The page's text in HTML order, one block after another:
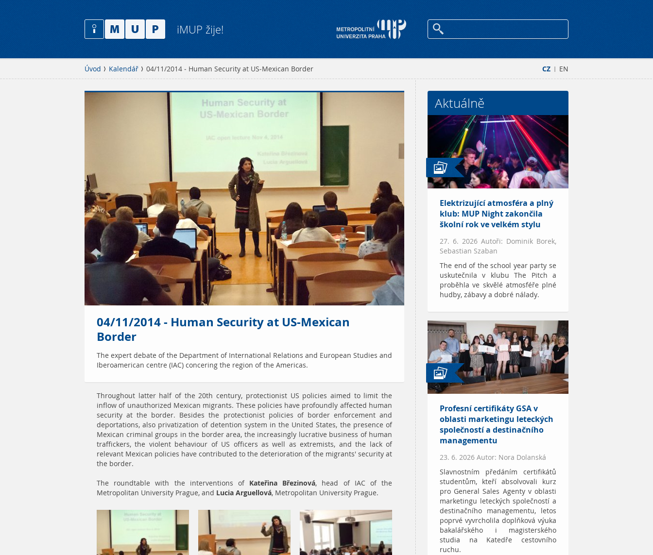
iMUP žije!
CZ | EN
Úvod Kalendář 04/11/2014 - Human Security at US-Mexican Border
04/11/2014 - Human Security at US-Mexican
Border
The expert debate of the Department of International Relations and European Studies and
Iberoamerican centre (IAC) concering the region of the Americas.
Throughout latter half of the 20th century, protectionist US policies aimed to limit the
inflow of unauthorized Mexican migrants. These policies have profoundly affected human
security at the border. Besides the protectionist policies of border enforcement and
deportations, also privatization of detention system in the United States, the presence of
Mexican criminal groups in the border area, the increasingly lucrative business of human
traffickers, the violent behaviour of US officers as well as extremists, and the lack of
relevant Mexican policies have contributed to the deterioration of the migrants' security at
the border.
The roundtable with the interventions of Kateřina Březinová, head of IAC of the
Metropolitan University Prague, and Lucia Arguellová, Metropolitan University Prague.
Aktuálně
Elektrizující atmosféra a plný
klub: MUP Night zakončila
školní rok ve velkém stylu
27. 6. 2026 Autoři: Dominik Borek,
Sebastian Szaban
The end of the school year party se
uskutečnila v klubu The Pitch a
proběhla ve skvělé atmosféře plné
hudby, zábavy a dobré nálady.
Profesní certifikáty GSA v
oblasti marketingu leteckých
společností a destinačního
managementu
23. 6. 2026 Autor: Nora Dolanská
Slavnostním předáním certifikátů
studentům, kteří absolvovali kurz
pro General Sales Agenty v oblasti
marketingu leteckých společností a
destinačního managementu, letos
poprvé vyvrcholila doplňková výuka
bakalářského i magisterského
studia na Katedře cestovního
ruchu.